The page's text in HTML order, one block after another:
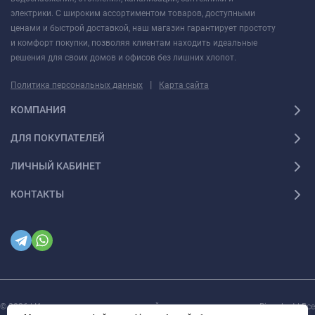
электрики. С широким ассортиментом товаров, доступными
ценами и быстрой доставкой, наш магазин гарантирует простоту
и комфорт покупки, позволяя клиентам находить идеальные
решения для своих домов и офисов без лишних хлопот.
Политика персональных данных | Карта сайта
КОМПАНИЯ
ДЛЯ ПОКУПАТЕЛЕЙ
ЛИЧНЫЙ КАБИНЕТ
КОНТАКТЫ
© 2026 | Интернет магазин инженерной сантехники и электрики Rigaplast | Все